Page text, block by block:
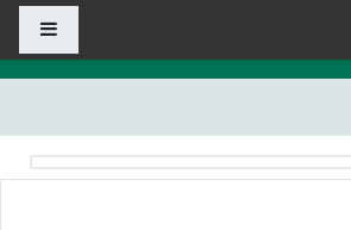
Vai al contenuto principale